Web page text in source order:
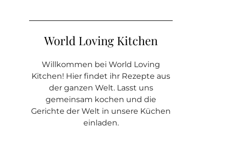
World Loving Kitchen
Willkommen bei World Loving
Kitchen! Hier findet ihr Rezepte aus
der ganzen Welt. Lasst uns
gemeinsam kochen und die
Gerichte der Welt in unsere Küchen
einladen.